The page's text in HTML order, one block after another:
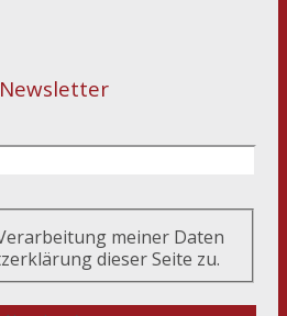
meiner Daten
dieser Seite zu.